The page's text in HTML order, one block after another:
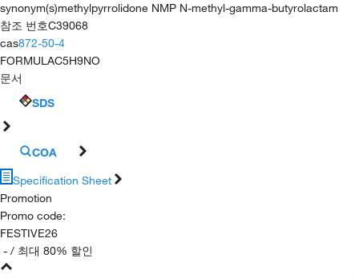
synonym(s)methylpyrrolidone NMP N-methyl-gamma-butyrolactam
참조 번호C39068
cas872-50-4
FORMULAC5H9NO
문서
SDS
COA
Specification Sheet
Promotion
Promo code:
FESTIVE26
- / 최대 80% 할인